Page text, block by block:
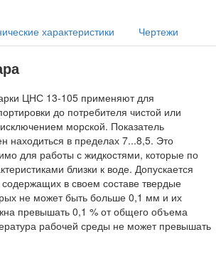
характеристики Чертежи
ЦНС 13-105 применяют для
до потребителя чистой или
морской. Показатель
находиться в пределах 7...8,5. Это
для работы с жидкостями, которые по
близки к воде. Допускается
содержащих в своем составе твердые
не может быть больше 0,1 мм и их
превышать 0,1 % от общего объема
рабочей среды не может превышать